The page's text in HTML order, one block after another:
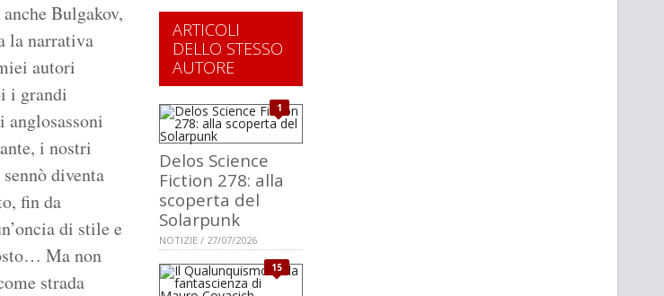
Bulgakov,
la narrativa
autori
i grandi
i nostri
diventa
fin da
di stile e
Ma non
strada
ARTICOLI
DELLO STESSO
AUTORE
1
Delos Science
Fiction 278: alla
scoperta del
Solarpunk
NOTIZIE / 27/07/2026
15